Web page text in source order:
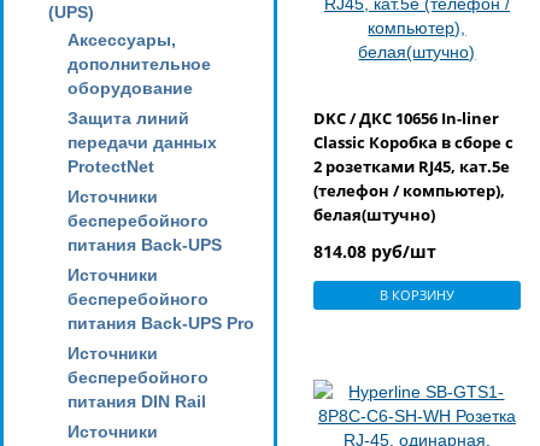
(UPS)
Аксессуары,
дополнительное
оборудование
Защита линий
передачи данных
ProtectNet
Источники
бесперебойного
питания Back-UPS
Источники
бесперебойного
питания Back-UPS Pro
Источники
бесперебойного
питания DIN Rail
Источники
DKC / ДКС 10656 In-liner
Classic Коробка в сборе с
2 розетками RJ45, кат.5е
(телефон / компьютер),
белая(штучно)
814.08 руб/шт
В КОРЗИНУ